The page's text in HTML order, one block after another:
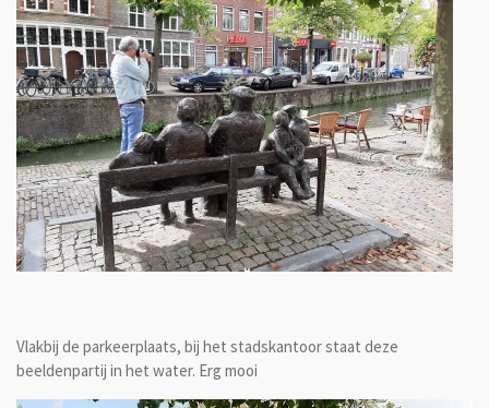
Vlakbij de parkeerplaats, bij het stadskantoor staat deze
beeldenpartij in het water. Erg mooi